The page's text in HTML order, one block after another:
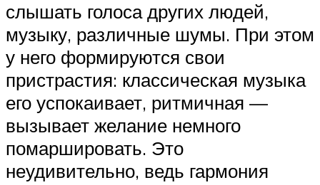
слышать голоса других людей,
музыку, различные шумы. При этом
у него формируются свои
пристрастия: классическая музыка
его успокаивает, ритмичная —
вызывает желание немного
помаршировать. Это
неудивительно, ведь гармония